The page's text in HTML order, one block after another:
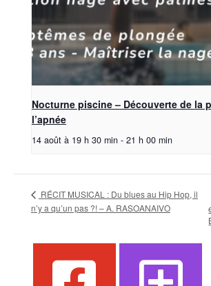
Nocturne piscine – Découverte de la
l’apnée
14 août à 19 h 30 min - 21 h 00 min
RÉCIT MUSICAL : Du blues au Hip Hop, il
n’y a qu’un pas ?! – A. RASOANAIVO